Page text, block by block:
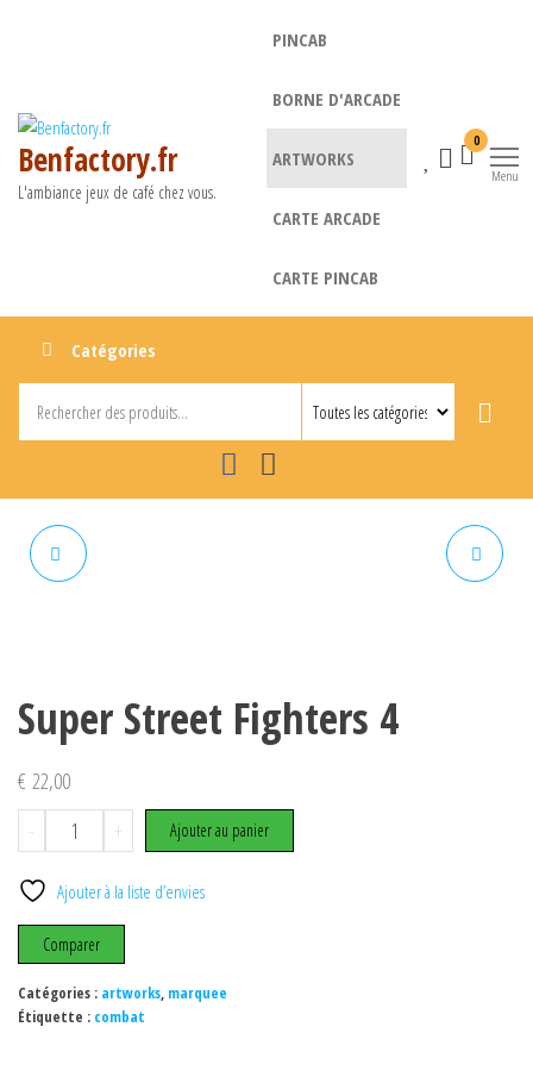
Benfactory.fr
L'ambiance jeux de café chez vous.
PINCAB
BORNE D'ARCADE
ARTWORKS
CARTE ARCADE
CARTE PINCAB
0
Menu
Catégories
Super Street Fighters 4
€ 22,00
-
quantité
de
Super
Street
Fighters
4
+ Ajouter au panier
Ajouter à la liste d’envies
Comparer
Catégories : artworks, marquee
Étiquette : combat